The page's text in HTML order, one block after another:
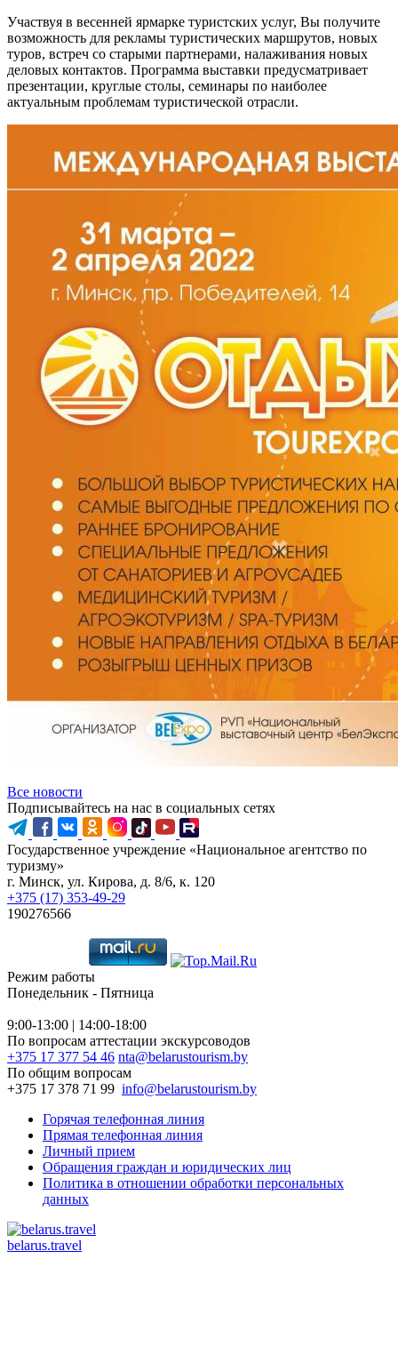
Участвуя в весенней ярмарке туристских услуг, Вы получите
возможность для рекламы туристических маршрутов, новых
туров, встреч со старыми партнерами, налаживания новых
деловых контактов. Программа выставки предусматривает
презентации, круглые столы, семинары по наиболее
актуальным проблемам туристической отрасли.
Все новости
Подписывайтесь на нас в социальных сетях
Государственное учреждение «Национальное агентство по
туризму»
г. Минск, ул. Кирова, д. 8/6, к. 120
+375 (17) 353-49-29
190276566
Режим работы
Понедельник - Пятница
9:00-13:00 | 14:00-18:00
По вопросам аттестации экскурсоводов
+375 17 377 54 46 nta@belarustourism.by
По общим вопросам
+375 17 378 71 99 info@belarustourism.by
Горячая телефонная линия
Прямая телефонная линия
Личный прием
Обращения граждан и юридических лиц
Политика в отношении обработки персональных
данных
belarus.travel